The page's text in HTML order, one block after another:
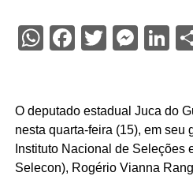
WhatsApp
Facebook
Twitter
O deputado estadual Juca do
nesta quarta-feira (15), em seu
Instituto Nacional de Seleções
Selecon), Rogério Vianna